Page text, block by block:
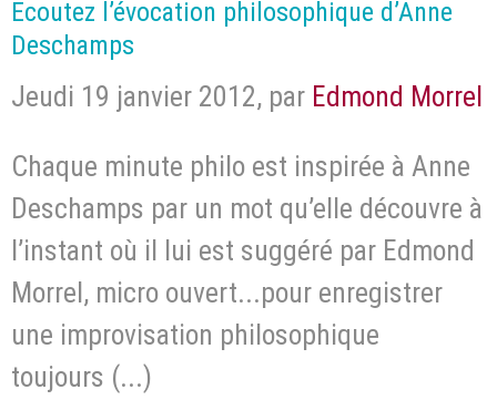
Ecoutez l’évocation philosophique d’Anne
Deschamps
Jeudi 19 janvier 2012, par Edmond Morrel
Chaque minute philo est inspirée à Anne
Deschamps par un mot qu’elle découvre à
l’instant où il lui est suggéré par Edmond
Morrel, micro ouvert...pour enregistrer
une improvisation philosophique
toujours (...)